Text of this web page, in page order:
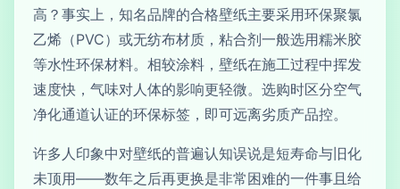
高？事实上，知名品牌的合格壁纸主要采用环保聚氯
乙烯（PVC）或无纺布材质，粘合剂一般选用糯米胶
等水性环保材料。相较涂料，壁纸在施工过程中挥发
速度快，气味对人体的影响更轻微。选购时区分空气
净化通道认证的环保标签，即可远离劣质产品控。
许多人印象中对壁纸的普遍认知误说是短寿命与旧化
未顶用——数年之后再更换是非常困难的一件事且给